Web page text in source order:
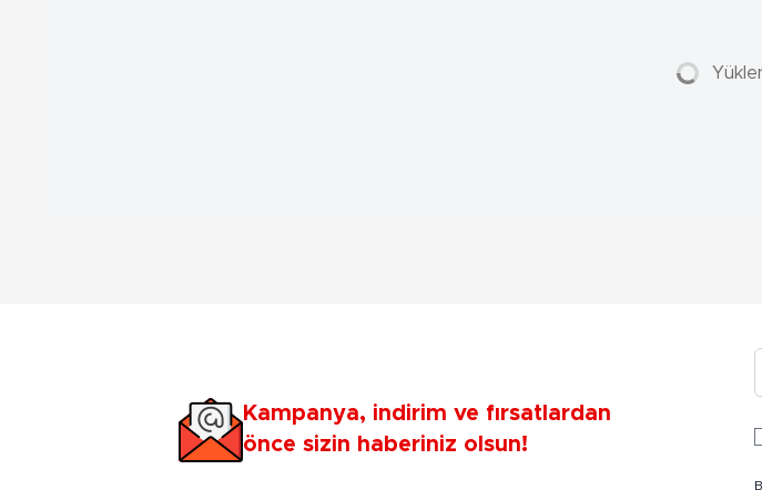
Kampanya, indirim ve fırsatlardan
önce sizin haberiniz olsun!